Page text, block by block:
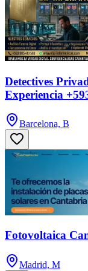
Detectives
Experiencia
Barcelona, B
Fotovoltaica
Madrid, M